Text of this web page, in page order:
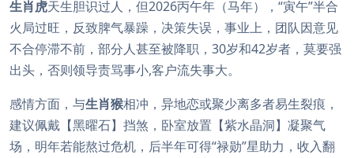
生肖虎天生胆识过人，但2026丙午年（马年），“寅午”半合
火局过旺，反致脾气暴躁，决策失误，事业上，团队因意见
不合停滞不前，部分人甚至被降职，30岁和42岁者，莫要强
出头，否则领导责骂事小,客户流失事大。
感情方面，与生肖猴相冲，异地恋或聚少离多者易生裂痕，
建议佩戴【黑曜石】挡煞，卧室放置【紫水晶洞】凝聚气
场，明年若能熬过危机，后半年可得“禄勋”星助力，收入翻